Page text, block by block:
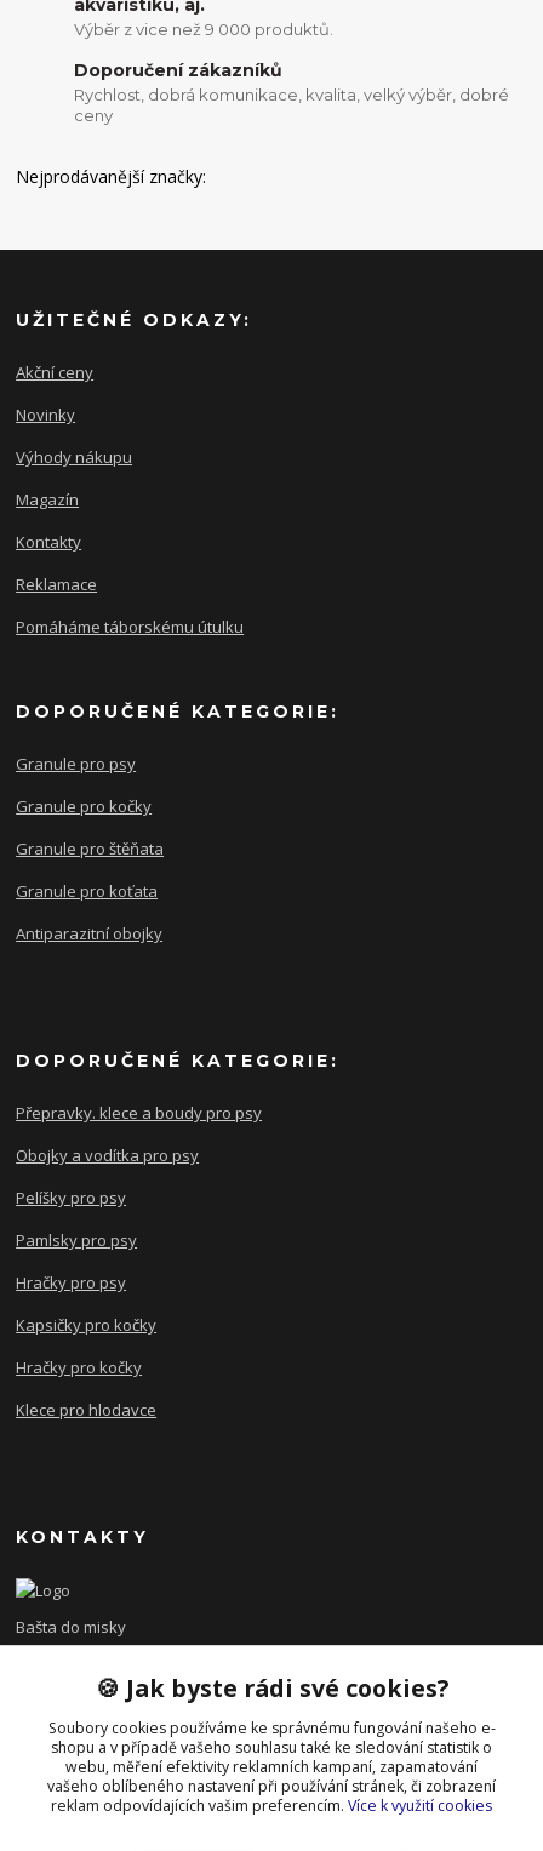
akvaristiku, aj.
Výběr z vice než 9 000 produktů.
Doporučení zákazníků
Rychlost, dobrá komunikace, kvalita, velký výběr, dobré
ceny
Nejprodávanější značky:
UŽITEČNÉ ODKAZY:
Akční ceny
Novinky
Výhody nákupu
Magazín
Kontakty
Reklamace
Pomáháme táborskému útulku
DOPORUČENÉ KATEGORIE:
Granule pro psy
Granule pro kočky
Granule pro štěňata
Granule pro koťata
Antiparazitní obojky
DOPORUČENÉ KATEGORIE:
Přepravky. klece a boudy pro psy
Obojky a vodítka pro psy
Pelíšky pro psy
Pamlsky pro psy
Hračky pro psy
Kapsičky pro kočky
Hračky pro kočky
Klece pro hlodavce
KONTAKTY
Bašta do misky
+420 608 479 610
po - pá 8:00 - 15:00
info@bastadomisky.cz
🍪 Jak byste rádi své cookies?
Soubory cookies používáme ke správnému fungování našeho e-
shopu a v případě vašeho souhlasu také ke sledování statistik o
webu, měření efektivity reklamních kampaní, zapamatování
vašeho oblíbeného nastavení při používání stránek, či zobrazení
reklam odpovídajících vašim preferencím. Více k využití cookies